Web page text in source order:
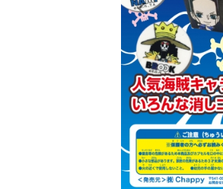
販促用カプセルトイ
よくあるご質問
ご利用ガイド